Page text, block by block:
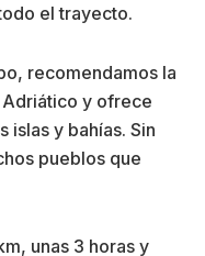
el trayecto.
recomendamos la
y ofrece
islas y bahías. Sin
pueblos que
unas 3 horas y